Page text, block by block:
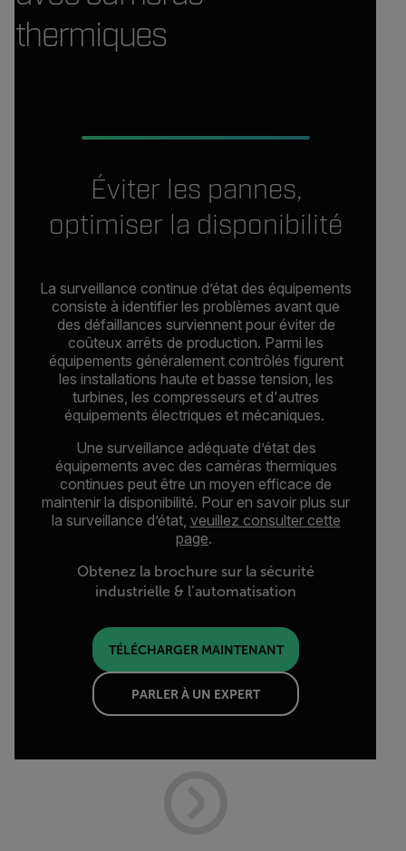
thermiques
Éviter les pannes,
optimiser la disponibilité
La surveillance continue d’état des équipements
consiste à identifier les problèmes avant que
des défaillances surviennent pour éviter de
coûteux arrêts de production. Parmi les
équipements généralement contrôlés figurent
les installations haute et basse tension, les
turbines, les compresseurs et d'autres
équipements électriques et mécaniques.
Une surveillance adéquate d’état des
équipements avec des caméras thermiques
continues peut être un moyen efficace de
maintenir la disponibilité. Pour en savoir plus sur
la surveillance d’état, veuillez consulter cette
page.
Obtenez la brochure sur la sécurité
industrielle & l’automatisation
TÉLÉCHARGER MAINTENANT
PARLER À UN EXPERT